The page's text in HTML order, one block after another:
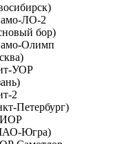
ЛО-2
бор)
Олимп
УОР
2
Петербург)
Югра)